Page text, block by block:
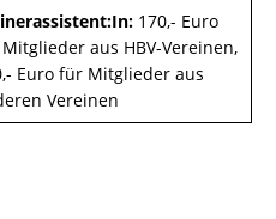
170,- Euro
aus HBV-Vereinen,
Euro für Mitglieder aus
Vereinen